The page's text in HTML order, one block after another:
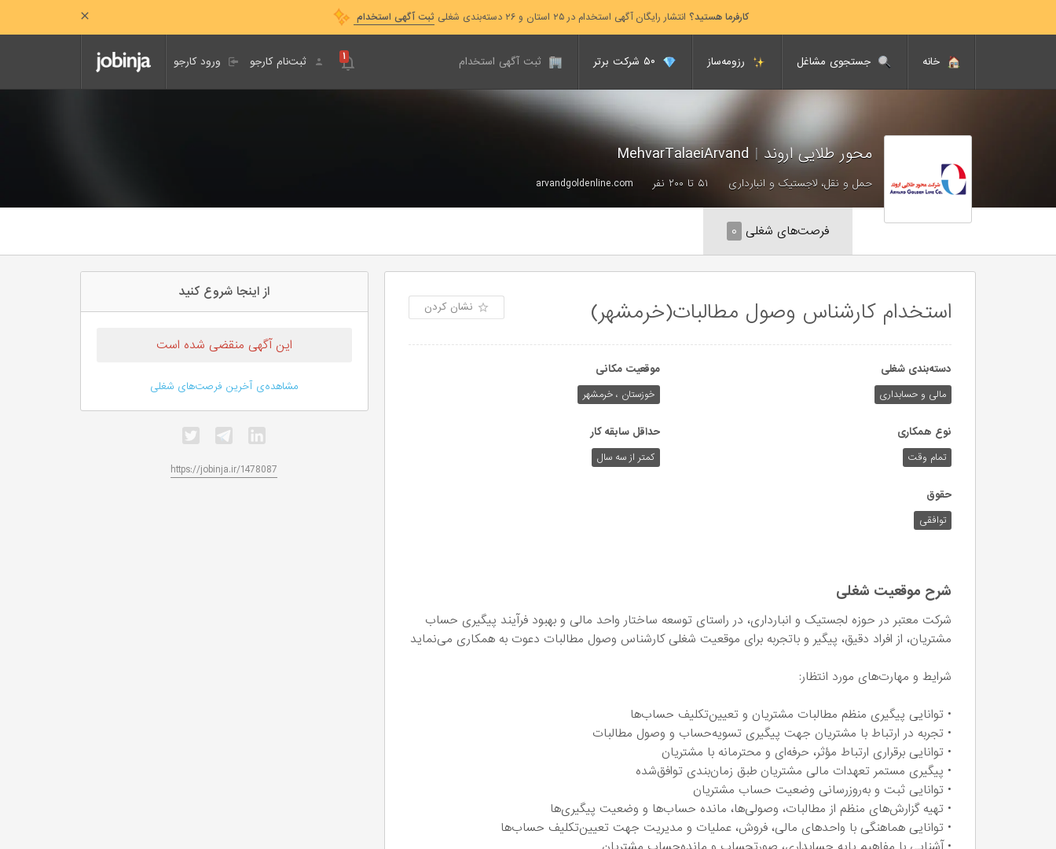
کارفرما هستید؟ انتشار رایگان آگهی استخدام در ۲۵ استان و ۲۶ دسته‌بندی شغلی ثبت آگهی استخدام
خانه جستجوی مشاغل رزومه‌ساز ثبت آگهی استخدام ورود کارجو ثبت‌نام کارجو ۱
محور طلایی اروند |
حمل و نقل، لاجستیک و انبارداری ۵۱ تا ۲۰۰ نفر arvandgoldenline.com
فرصت‌های شغلی ۰
استخدام کارشناس وصول مطالبات(خرمشهر) نشان کردن
دسته‌بندی شغلی
مالی و حسابداری
موقعیت مکانی
خوزستان ، خرمشهر
نوع همکاری
تمام وقت
حداقل سابقه کار
کمتر از سه سال
حقوق
توافقی
شرح موقعیت شغلی
شرکت معتبر در حوزه لجستیک و انبارداری، در راستای توسعه ساختار واحد مالی و بهبود فرآیند پیگیری حساب
مشتریان، از افراد دقیق، پیگیر و با‌تجربه برای موقعیت شغلی کارشناس وصول مطالبات دعوت به همکاری می‌نماید
شرایط و مهارت‌های مورد انتظار:
• توانایی پیگیری منظم مطالبات مشتریان و تعیین‌تکلیف حساب‌ها
• تجربه در ارتباط با مشتریان جهت پیگیری تسویه‌حساب و وصول مطالبات
• توانایی برقراری ارتباط مؤثر، حرفه‌ای و محترمانه با مشتریان
• پیگیری مستمر تعهدات مالی مشتریان طبق زمان‌بندی توافق‌شده
• توانایی ثبت و به‌روزرسانی وضعیت حساب مشتریان
• تهیه گزارش‌های منظم از مطالبات، وصولی‌ها، مانده حساب‌ها و وضعیت پیگیری‌ها
• توانایی هماهنگی با واحدهای مالی، فروش، عملیات و مدیریت جهت تعیین‌تکلیف حساب‌ها
از اینجا شروع کنید
این آگهی منقضی شده است
مشاهده‌ی آخرین فرصت‌های شغلی
https://jobinja.ir/1478087